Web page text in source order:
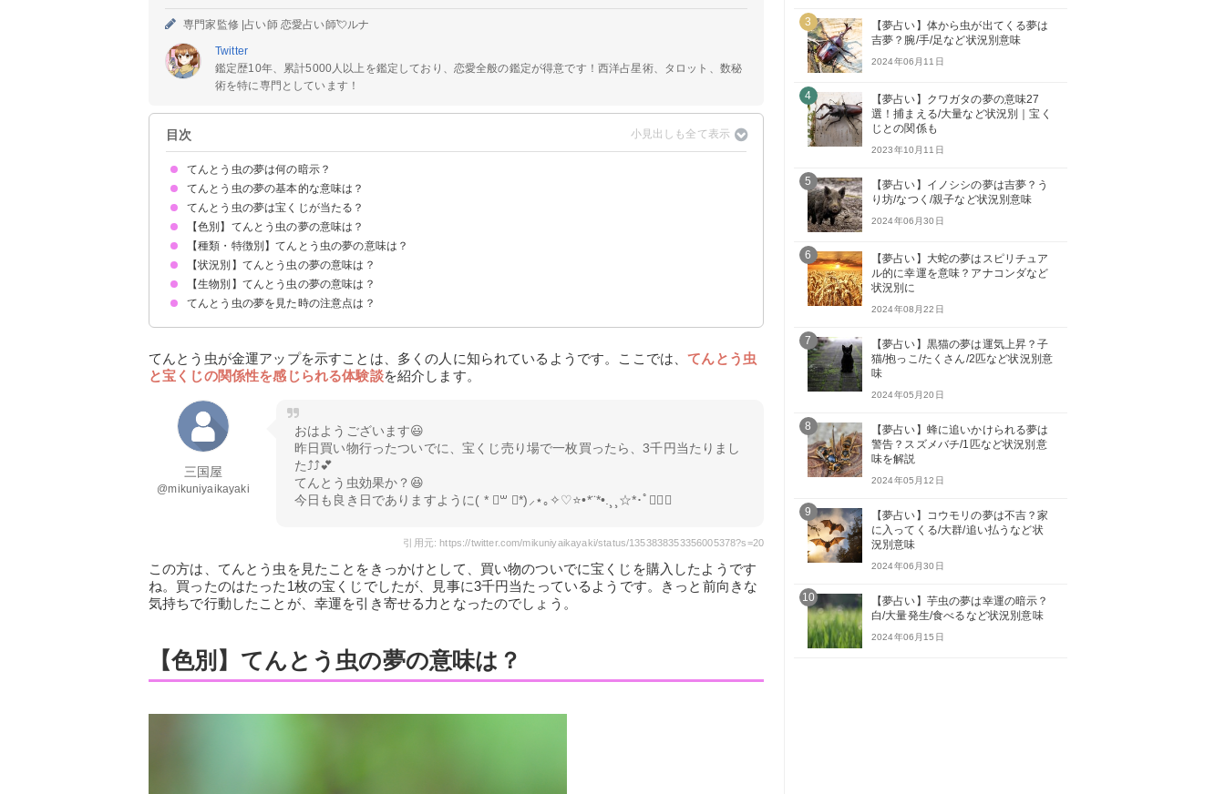
専門家監修 |占い師 恋愛占い師💘ルナ
Twitter
鑑定歴10年、累計5000人以上を鑑定しており、恋愛全般の鑑定が得意です！西洋占星術、タロット、数秘
術を特に専門としています！
目次
てんとう虫の夢は何の暗示？
てんとう虫の夢の基本的な意味は？
運気の上昇を暗示
状況によって意味が決まる
てんとう虫の夢は宝くじが当たる？
吉夢のてんとう虫の夢なら当たるかも
てんとう虫の夢を見て宝くじが当たった体験談
【色別】てんとう虫の夢の意味は？
赤いてんとう虫の夢【吉夢】
白いてんとう虫の夢【吉夢】
黄色いてんとう虫の夢【吉夢】
黒いてんとう虫の夢【吉夢】
青いてんとう虫の夢【吉夢】
【種類・特徴別】てんとう虫の夢の意味は？
大きいてんとう虫の夢【吉夢】
小さいてんとう虫の夢【吉夢】
ナナホシテントウの夢【吉夢】
【状況別】てんとう虫の夢の意味は？
大量のてんとう虫の夢【吉夢】
2匹のてんとう虫の夢【吉夢】
てんとう虫を捕まえる夢【吉夢】
てんとう虫が手に止まる夢【吉夢】
てんとう虫が頭に止まる夢【吉夢】
てんとう虫を殺す夢【警告夢】
てんとう虫を食べる夢【吉夢】
てんとう虫が餌を食べる夢【吉夢】
てんとう虫が飛び立つ夢【吉夢】
てんとう虫が死ぬ夢【警告夢】
てんとう虫を逃がす夢【警告夢】
てんとう虫を探す夢【警告夢】
【生物別】てんとう虫の夢の意味は？
てんとう虫と蝶々が出てくる夢【吉夢】
てんとう虫と蟻が出てくる夢【吉夢】
てんとう虫と緑虫が出てくる夢【吉夢】
てんとう虫の夢を見た時の注意点は？
てんとう虫が金運アップを示すことは、多くの人に知られているようです。ここでは、てんとう虫
と宝くじの関係性を感じられる体験談を紹介します。
三国屋
@mikuniyaikayaki
おはようございます😃
昨日買い物行ったついでに、宝くじ売り場で一枚買ったら、3千円当たりまし
た⤴︎⤴︎💕
てんとう虫効果か？😆
今日も良き日でありますように( * ॑꒳ ॑*)⸝⋆｡✧♡⭐️•*¨*•.¸¸☆*･ﾟ👍🏻💓
引用元: https://twitter.com/mikuniyaikayaki/status/1353838353356005378?s=20
この方は、てんとう虫を見たことをきっかけとして、買い物のついでに宝くじを購入したようです
ね。買ったのはたった1枚の宝くじでしたが、見事に3千円当たっているようです。きっと前向きな
気持ちで行動したことが、幸運を引き寄せる力となったのでしょう。
【色別】てんとう虫の夢の意味は？
3
【夢占い】体から虫が出てくる夢は
吉夢？腕/手/足など状況別意味
2024年06月11日
4
【夢占い】クワガタの夢の意味27
選！捕まえる/大量など状況別｜宝く
じとの関係も
2023年10月11日
5
【夢占い】イノシシの夢は吉夢？う
り坊/なつく/親子など状況別意味
2024年06月30日
6
【夢占い】大蛇の夢はスピリチュア
ル的に幸運を意味？アナコンダなど
状況別に
2024年08月22日
7
【夢占い】黒猫の夢は運気上昇？子
猫/抱っこ/たくさん/2匹など状況別意
味
2024年05月20日
8
【夢占い】蜂に追いかけられる夢は
警告？スズメバチ/1匹など状況別意
味を解説
2024年05月12日
9
【夢占い】コウモリの夢は不吉？家
に入ってくる/大群/追い払うなど状
況別意味
2024年06月30日
10
【夢占い】芋虫の夢は幸運の暗示？
白/大量発生/食べるなど状況別意味
2024年06月15日